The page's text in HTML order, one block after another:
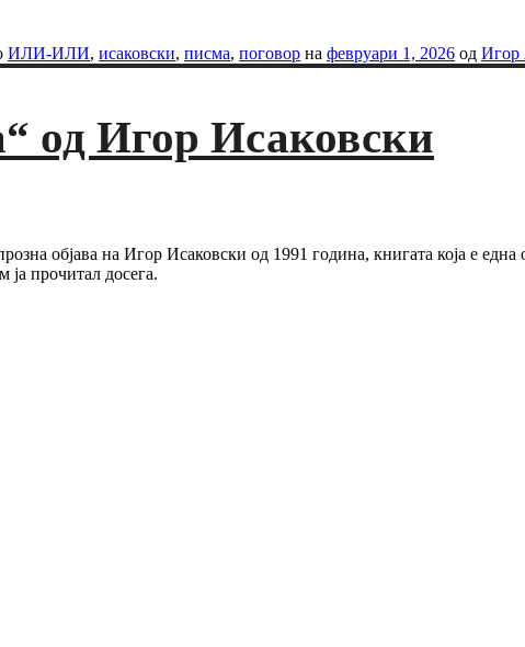
ИЛИ-ИЛИ, исаковски, писма, поговор на февруари 1, 2026 од Игор
од Игор Исаковски
објава на Игор Исаковски од 1991 година, книгата која е
ја прочитал досега.